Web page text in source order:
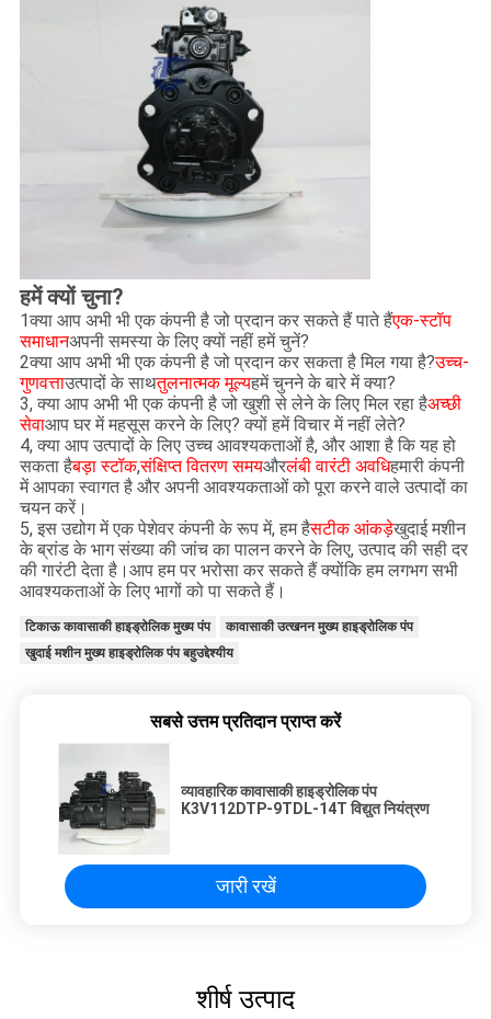
हमें क्यों चुना?
1क्या आप अभी भी एक कंपनी है जो प्रदान कर सकते हैं पाते हैंएक-स्टॉप
समाधानअपनी समस्या के लिए क्यों नहीं हमें चुनें?
2क्या आप अभी भी एक कंपनी है जो प्रदान कर सकता है मिल गया है?उच्च-
गुणवत्ताउत्पादों के साथतुलनात्मक मूल्यहमें चुनने के बारे में क्या?
3, क्या आप अभी भी एक कंपनी है जो खुशी से लेने के लिए मिल रहा हैअच्छी
सेवाआप घर में महसूस करने के लिए? क्यों हमें विचार में नहीं लेते?
4, क्या आप उत्पादों के लिए उच्च आवश्यकताओं है, और आशा है कि यह हो
सकता हैबड़ा स्टॉक,संक्षिप्त वितरण समयऔरलंबी वारंटी अवधिहमारी कंपनी
में आपका स्वागत है और अपनी आवश्यकताओं को पूरा करने वाले उत्पादों का
चयन करें।
5, इस उद्योग में एक पेशेवर कंपनी के रूप में, हम हैसटीक आंकड़ेखुदाई मशीन
के ब्रांड के भाग संख्या की जांच का पालन करने के लिए, उत्पाद की सही दर
की गारंटी देता है।आप हम पर भरोसा कर सकते हैं क्योंकि हम लगभग सभी
आवश्यकताओं के लिए भागों को पा सकते हैं।
टिकाऊ कावासाकी हाइड्रोलिक मुख्य पंप
कावासाकी उत्खनन मुख्य हाइड्रोलिक पंप
खुदाई मशीन मुख्य हाइड्रोलिक पंप बहुउद्देश्यीय
सबसे उत्तम प्रतिदान प्राप्त करें
व्यावहारिक कावासाकी हाइड्रोलिक पंप
K3V112DTP-9TDL-14T विद्युत नियंत्रण
जारी रखें
शीर्ष उत्पाद